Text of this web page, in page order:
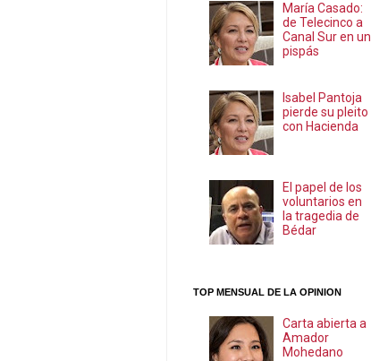
María Casado:
de Telecinco a
Canal Sur en un
pispás
Isabel Pantoja
pierde su pleito
con Hacienda
El papel de los
voluntarios en
la tragedia de
Bédar
TOP MENSUAL DE LA OPINION
Carta abierta a
Amador
Mohedano